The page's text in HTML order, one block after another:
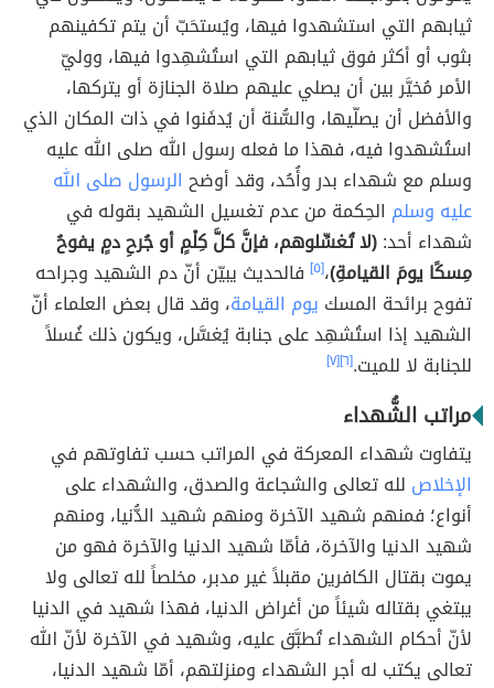
ثيابهم التي استشهدوا فيها، ويُستحَبّ أن يتم تكفينهم
بثوب أو أكثر فوق ثيابهم التي استُشهِدوا فيها، ووليّ
الأمر مُخيَّر بين أن يصلي عليهم صلاة الجنازة أو يتركها،
والأفضل أن يصلّيها، والسُّنة أن يُدفَنوا في ذات المكان الذي
استُشهدوا فيه، فهذا ما فعله رسول الله صلى الله عليه
وسلم مع شهداء بدر وأُحُد، وقد أوضح الرسول صلى الله
عليه وسلم الحِكمة من عدم تغسيل الشهيد بقوله في
شهداء أحد:(لا تُغسِّلوهم، فإنَّ كلَّ كِلْمٍ أو جُرحِ دمٍ يفوحُ
مِسكًا يومَ القيامةِ)،[٥]
فالحديث يبيّن أنّ دم الشهيد وجراحه
تفوح برائحة المسك يوم القيامة، وقد قال بعض العلماء أنّ
الشهيد إذا استُشهِد على جنابة يُغسَّل، ويكون ذلك غُسلاً
للجنابة لا للميت.[٦] [٧]
مراتب الشُّهداء
يتفاوت شهداء المعركة في المراتب حسب تفاوتهم في
الإخلاص لله تعالى والشجاعة والصدق، والشهداء على
أنواع؛ فمنهم شهيد الآخرة ومنهم شهيد الدُّنيا، ومنهم
شهيد الدنيا والآخرة، فأمّا شهيد الدنيا والآخرة فهو من
يموت بقتال الكافرين مقبلاً غير مدبر، مخلصاً لله تعالى ولا
يبتغي بقتاله شيئاً من أغراض الدنيا، فهذا شهيد في الدنيا
لأنّ أحكام الشهداء تُطبَّق عليه، وشهيد في الآخرة لأنّ الله
تعالى يكتب له أجر الشهداء ومنزلتهم، أمّا شهيد الدنيا،